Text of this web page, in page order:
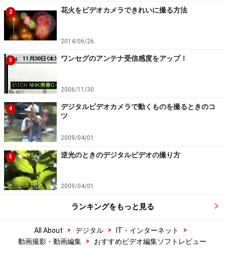
2 花火をビデオカメラできれいに撮る方法
2014/06/26
3 ワンセグのアンテナ受信感度をアップ！
2006/11/30
4
デジタルビデオカメラで動くものを撮るときのコ
ツ
2009/04/01
5 逆光のときのデジタルビデオの撮り方
2009/04/01
ランキングをもっと見る
All About > デジタル > IT・インターネット
>
動画撮影・動画編集
> おすすめビデオ編集ソフトレビュー